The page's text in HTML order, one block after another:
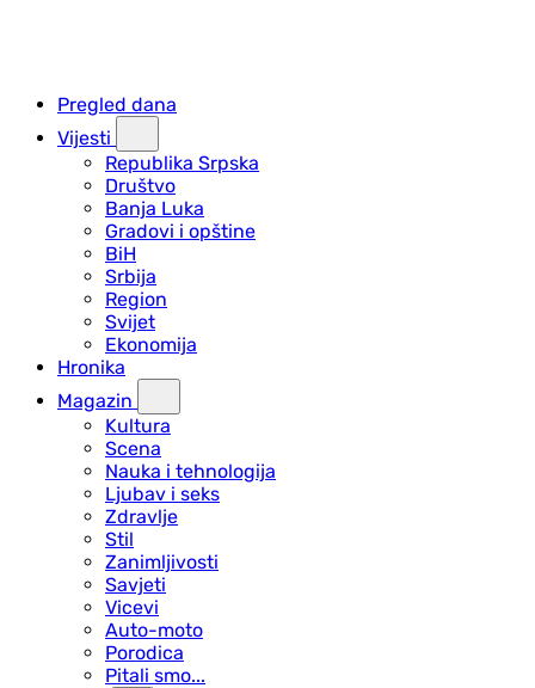
Pregled dana
Vijesti
Republika Srpska
Društvo
Banja Luka
Gradovi i opštine
BiH
Srbija
Region
Svijet
Ekonomija
Hronika
Magazin
Kultura
Scena
Nauka i tehnologija
Ljubav i seks
Zdravlje
Stil
Zanimljivosti
Savjeti
Vicevi
Auto-moto
Porodica
Pitali smo...